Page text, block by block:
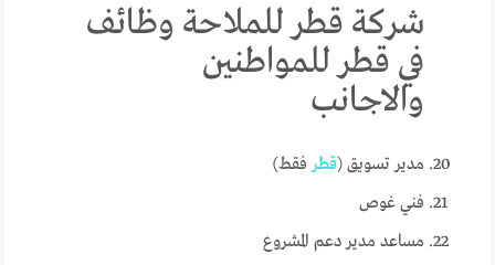
شركة قطر للملاحة وظائف
في قطر للمواطنين
والاجانب
مدير تسويق (قطر فقط)
فني غوص
مساعد مدير دعم المشروع